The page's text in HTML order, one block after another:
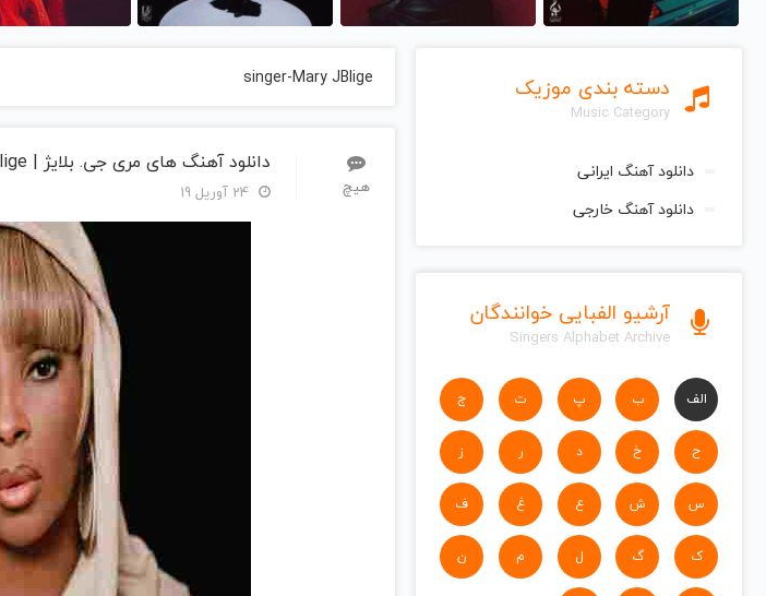
دسته بندی موزیک
Music Category
دانلود آهنگ ایرانی
دانلود آهنگ خارجی
آرشیو الفبایی خوانندگان
Singers Alphabet Archive
الف ب پ ت ج
ح خ د ر ز
س ش ع غ ف
ک گ ل م ن
singer-Mary JBlige
هیچ
دانلود آهنگ های مری جی. بلایژ | Mary J.Blige